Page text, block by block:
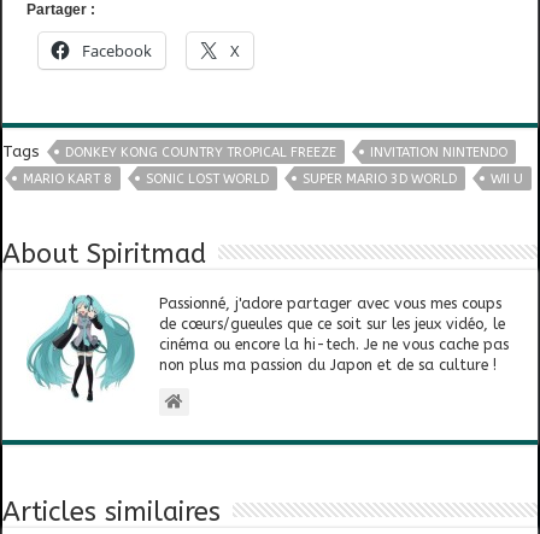
Partager :
Facebook X
Tags DONKEY KONG COUNTRY TROPICAL FREEZE
INVITATION NINTENDO
MARIO KART 8
SONIC LOST WORLD SUPER MARIO 3D WORLD WII U
About Spiritmad
Passionné, j'adore partager avec vous mes coups
de cœurs/gueules que ce soit sur les jeux vidéo, le
cinéma ou encore la hi-tech. Je ne vous cache pas
non plus ma passion du Japon et de sa culture !
Articles similaires